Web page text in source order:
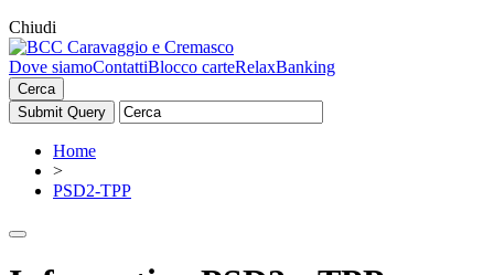
Chiudi
Dove siamoContattiBlocco carteRelaxBanking
Cerca
Home
>
PSD2-TPP